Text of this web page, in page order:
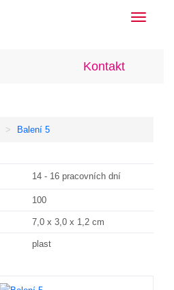
Toggle
Kontakt
Balení 5
14 - 16 pracovních dní
100
7,0 x 3,0 x 1,2 cm
plast